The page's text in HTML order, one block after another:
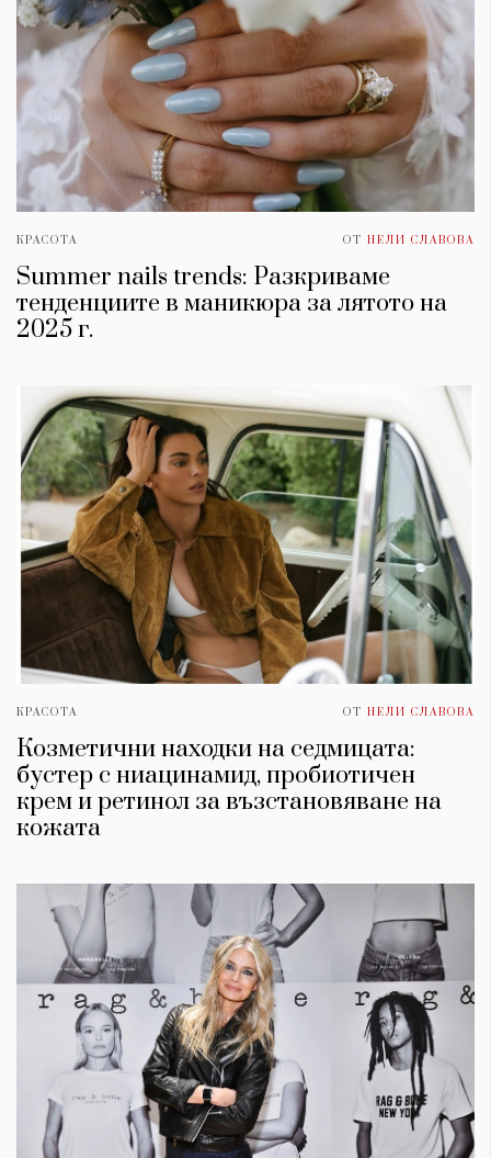
КРАСОТА ОТ НЕЛИ СЛАВОВА
Summer nails trends: Разкриваме
тенденциите в маникюра за лятото на
2025 г.
КРАСОТА ОТ НЕЛИ СЛАВОВА
Козметични находки на седмицата:
бустер с ниацинамид, пробиотичен
крем и ретинол за възстановяване на
кожата